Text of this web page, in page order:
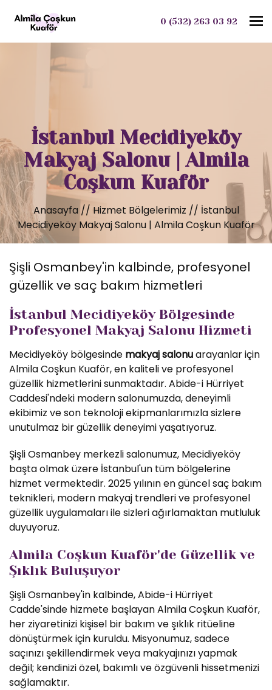
0 (532) 263 03 92
İstanbul Mecidiyeköy
Makyaj Salonu | Almila
Coşkun Kuaför
Anasayfa // Hizmet Bölgelerimiz // İstanbul
Mecidiyeköy Makyaj Salonu | Almila Coşkun Kuaför
Şişli Osmanbey'in kalbinde, profesyonel
güzellik ve saç bakım hizmetleri
İstanbul Mecidiyeköy Bölgesinde
Profesyonel Makyaj Salonu Hizmeti
Mecidiyeköy bölgesinde makyaj salonuarayanlar için
Almila Coşkun Kuaför, en kaliteli ve profesyonel
güzellik hizmetlerini sunmaktadır. Abide-i Hürriyet
Caddesi'ndeki modern salonumuzda, deneyimli
ekibimiz ve son teknoloji ekipmanlarımızla sizlere
unutulmaz bir güzellik deneyimi yaşatıyoruz.
Şişli Osmanbey merkezli salonumuz, Mecidiyeköy
başta olmak üzere İstanbul'un tüm bölgelerine
hizmet vermektedir. 2025 yılının en güncel saç bakım
teknikleri, modern makyaj trendleri ve profesyonel
güzellik uygulamaları ile sizleri ağırlamaktan mutluluk
duyuyoruz.
Almila Coşkun Kuaför'de Güzellik ve
Şıklık Buluşuyor
Şişli Osmanbey'in kalbinde, Abide-i Hürriyet
Cadde'sinde hizmete başlayan Almila Coşkun Kuaför,
her ziyaretinizi kişisel bir bakım ve şıklık ritüeline
dönüştürmek için kuruldu. Misyonumuz, sadece
saçınızı şekillendirmek veya makyajınızı yapmak
değil; kendinizi özel, bakımlı ve özgüvenli hissetmenizi
sağlamaktır.